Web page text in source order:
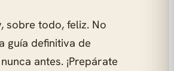
sobre todo, feliz. No
guía definitiva de
antes. ¡Prepárate